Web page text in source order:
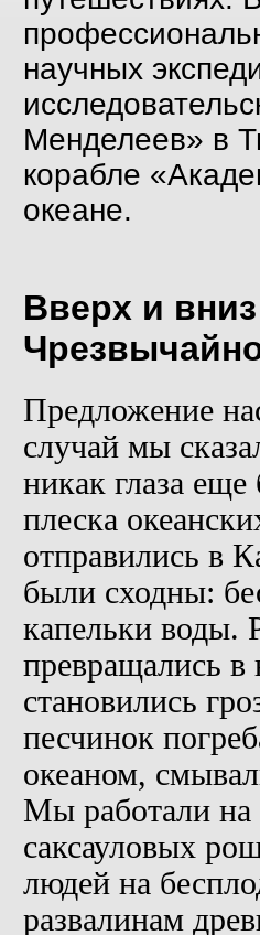
научных
Менделеев» в
корабле
океане.
Вверх и
Предложение
случай мы
никак глаза
плеска
отправились в
были сход­ны:
капельки воды.
превращались в
становились
песчинок
океаном,
Мы работали на
саксауло­вых
людей на
развалинам